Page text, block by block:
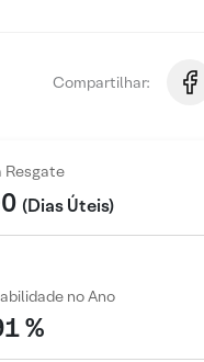
Compartilhar:
Resgate
(Dias Úteis)
no Ano
%